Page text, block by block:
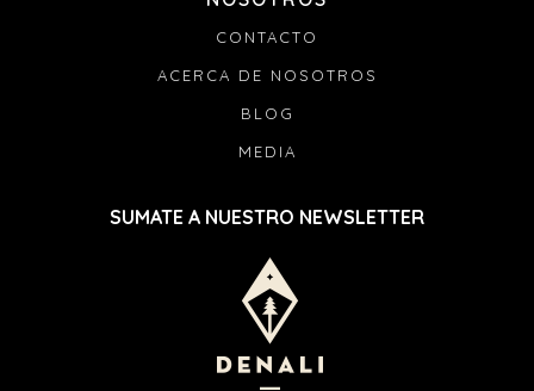
CONTACTO
ACERCA DE NOSOTROS
BLOG
MEDIA
SUMATE A NUESTRO NEWSLETTER